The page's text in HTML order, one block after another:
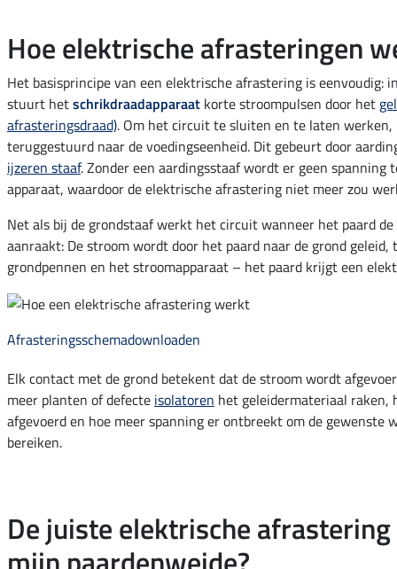
Hoe elektrische afrasteringen
Het basisprincipe van een elektrische afrastering is eenvoudig:
stuurt hetschrikdraadapparaat korte stroompulsen door het
afrasteringsdraad). Om het circuit te sluiten en te laten
teruggestuurd naar de voedingseenheid. Dit gebeurt door
ijzeren staaf. Zonder een aardingsstaaf wordt er geen spanning
apparaat, waardoor de elektrische afrastering niet meer zou
Net als bij de grondstaaf werkt het circuit wanneer het paard
aanraakt: De stroom wordt door het paard naar de grond geleid,
grondpennen en het stroomapparaat – het paard krijgt een
Afrasteringsschemadownloaden
Elk contact met de grond betekent dat de stroom wordt
meer planten of defecte isolatoren het geleidermateriaal raken,
afgevoerd en hoe meer spanning er ontbreekt om de gewenste
bereiken.
De juiste elektrische